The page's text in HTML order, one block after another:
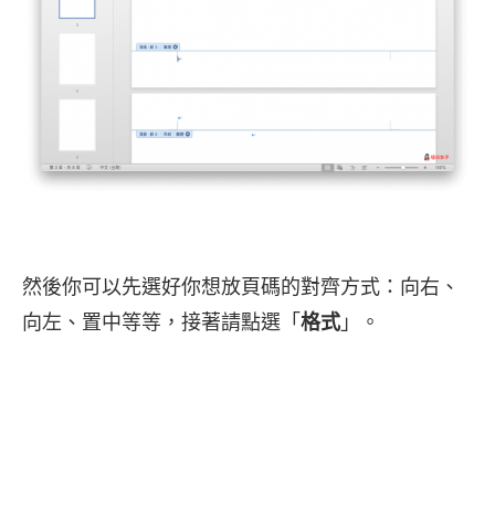
然後你可以先選好你想放頁碼的對齊方式：向右、
向左、置中等等，接著請點選「 格式 」。